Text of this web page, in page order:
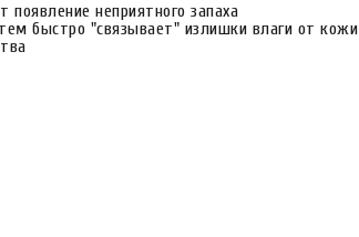
появление неприятного запаха
быстро "связывает" излишки влаги от кожи